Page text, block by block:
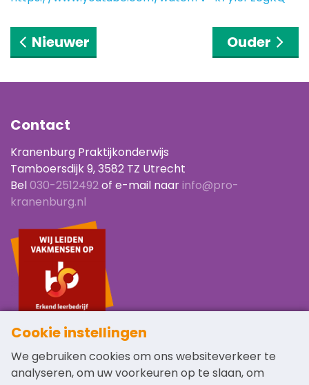
Cookie instellingen
We gebruiken cookies om ons websiteverkeer te
analyseren, om uw voorkeuren op te slaan, om
Nieuwer Ouder
Contact
Kranenburg Praktijkonderwijs
Tamboersdijk 9, 3582 TZ Utrecht
Bel030-2512492of e-mail naarinfo@pro-
kranenburg.nl
Navigatie
Home
Links
Schoolgids